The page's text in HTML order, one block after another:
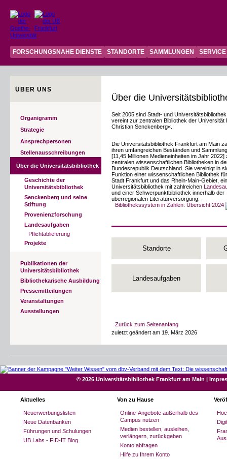
FORSCHUNGSNAHE DIENSTE STANDORTE SAMMLUNGEN SERVICE
ÜBER UNS
Organigramm
Strategie
Ansprechpersonen
Stellenausschreibungen
Über die Universitätsbibliothek
Geschichte der
Universitätsbibliothek
Senckenberg und seine
Stiftung
Provenienzforschung
Landesaufgaben
Pflichtablieferung
Projekte
Publikationen der
Universitätsbibliothek
Bibliothekarische Ausbildung
Pressemitteilungen
Veranstaltungen
Ausstellungen
Über die
Seit 2005 sind Stadt- und
vereint zur zentralen Bibliothek der
Christian Senckenberg«.
Die Universitätsbibliothek Frankfurt am Main
ihren umfangreichen Beständen und
[11,45 Millionen Medieneinheiten im Jahr 2022]
zentralen wissenschaftlichen Bibliotheken in
Bundesrepublik Deutschland. Sie vereinigt in
Funktion einer wissenschaftlichen Bibliothek
Stadt Frankfurt und das Rhein-Main-Gebiet,
Universitätsbibliothek mit zahlreichen
und einer Schwerpunktbibliothek innerhalb der
überregionalen Literaturversorgung.
Bibliothekssystem in Zahlen: Übersicht 2024
Standorte
Landesaufgaben
Zurück zum Seitenanfang
zuletzt geändert am 19. März 2026
© 2026 Universitätsbibliothek Frankfurt am Main |
Aktuelles
Neuerwerbungslisten
Neue Datenbanken
Führungen und Schulungen
UB Labs - FID-IT Blog
Von zu Hause
Online-Angebote außerhalb des
Campus nutzen
Medien bestellen, ausleihen,
verlängern, zurückgeben
Konto abfragen
Hilfe zu Ihrem Konto